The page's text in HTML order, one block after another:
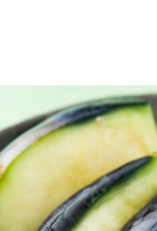
菓子
酒
ッチン用品
電
康/美容